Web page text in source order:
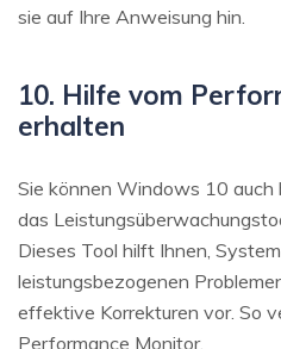
sie auf Ihre Anweisung hin.
10. Hilfe vom
erhalten
Sie können Windows 10 auch
das
Dieses Tool hilft Ihnen,
leistungsbezogenen
effektive Korrekturen vor. So
Performance Monitor.